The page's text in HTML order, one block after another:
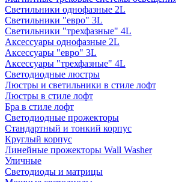
Светильники однофазные 2L
Светильники "евро" 3L
Светильники "трехфазные" 4L
Аксессуары однофазные 2L
Аксессуары "евро" 3L
Аксессуары "трехфазные" 4L
Светодиодные люстры
Люстры и светильники в стиле лофт
Люстры в стиле лофт
Бра в стиле лофт
Светодиодные прожекторы
Стандартный и тонкий корпус
Круглый корпус
Линейные прожекторы Wall Washer
Уличные
Светодиоды и матрицы